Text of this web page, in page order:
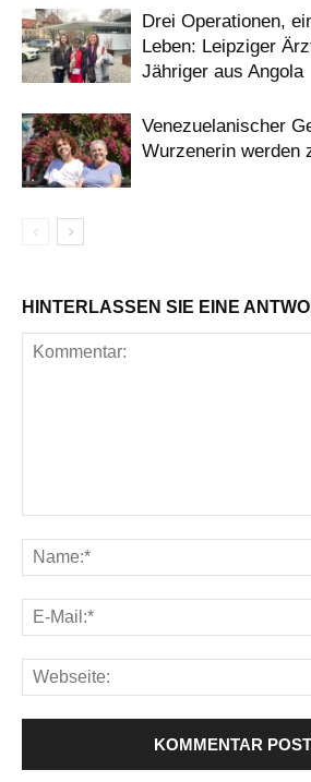
Drei Operationen,
Leben: Leipziger
Jähriger aus Angola
Venezuelanischer
Wurzenerin werden
HINTERLASSEN SIE EINE